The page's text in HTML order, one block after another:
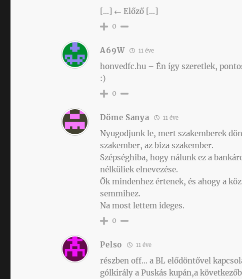
[…] ← Előző […]
0
A69W 11 éve
honvedfc.hu – Én így szeretlek,
:)
0
Döme Sanya 11 éve
Nyugodjunk le, mert szakemberek
szakember, az biza szakember.
Szépséghiba, hogy nálunk ez a
nélküliek elnevezése.
Ők mindenhez értenek, és ahogy a
semmihez.
Na most lettem ideges.
0
Pelso 11 éve
részben off… a BL elődöntővel
gólkirály a Puskás kupán,a